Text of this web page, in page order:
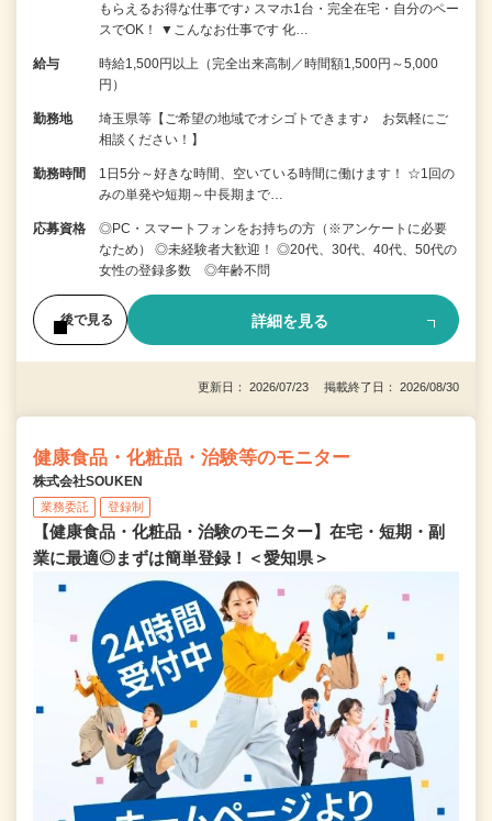
もらえるお得な仕事です♪ スマホ1台・完全在宅・自分のペー
スでOK！ ▼こんなお仕事です 化…
給与
時給1,500円以上（完全出来高制／時間額1,500円～5,000
円）
勤務地
埼玉県等【ご希望の地域でオシゴトできます♪ お気軽にご
相談ください！】
勤務時間
1日5分～好きな時間、空いている時間に働けます！ ☆1回の
みの単発や短期～中長期まで…
応募資格
◎PC・スマートフォンをお持ちの方（※アンケートに必要
なため） ◎未経験者大歓迎！ ◎20代、30代、40代、50代の
女性の登録多数 ◎年齢不問
後で見る 詳細を見る
更新日： 2026/07/23 掲載終了日： 2026/08/30
健康食品・化粧品・治験等のモニター
株式会社SOUKEN
業務委託 登録制
【健康食品・化粧品・治験のモニター】在宅・短期・副
業に最適◎まずは簡単登録！＜愛知県＞